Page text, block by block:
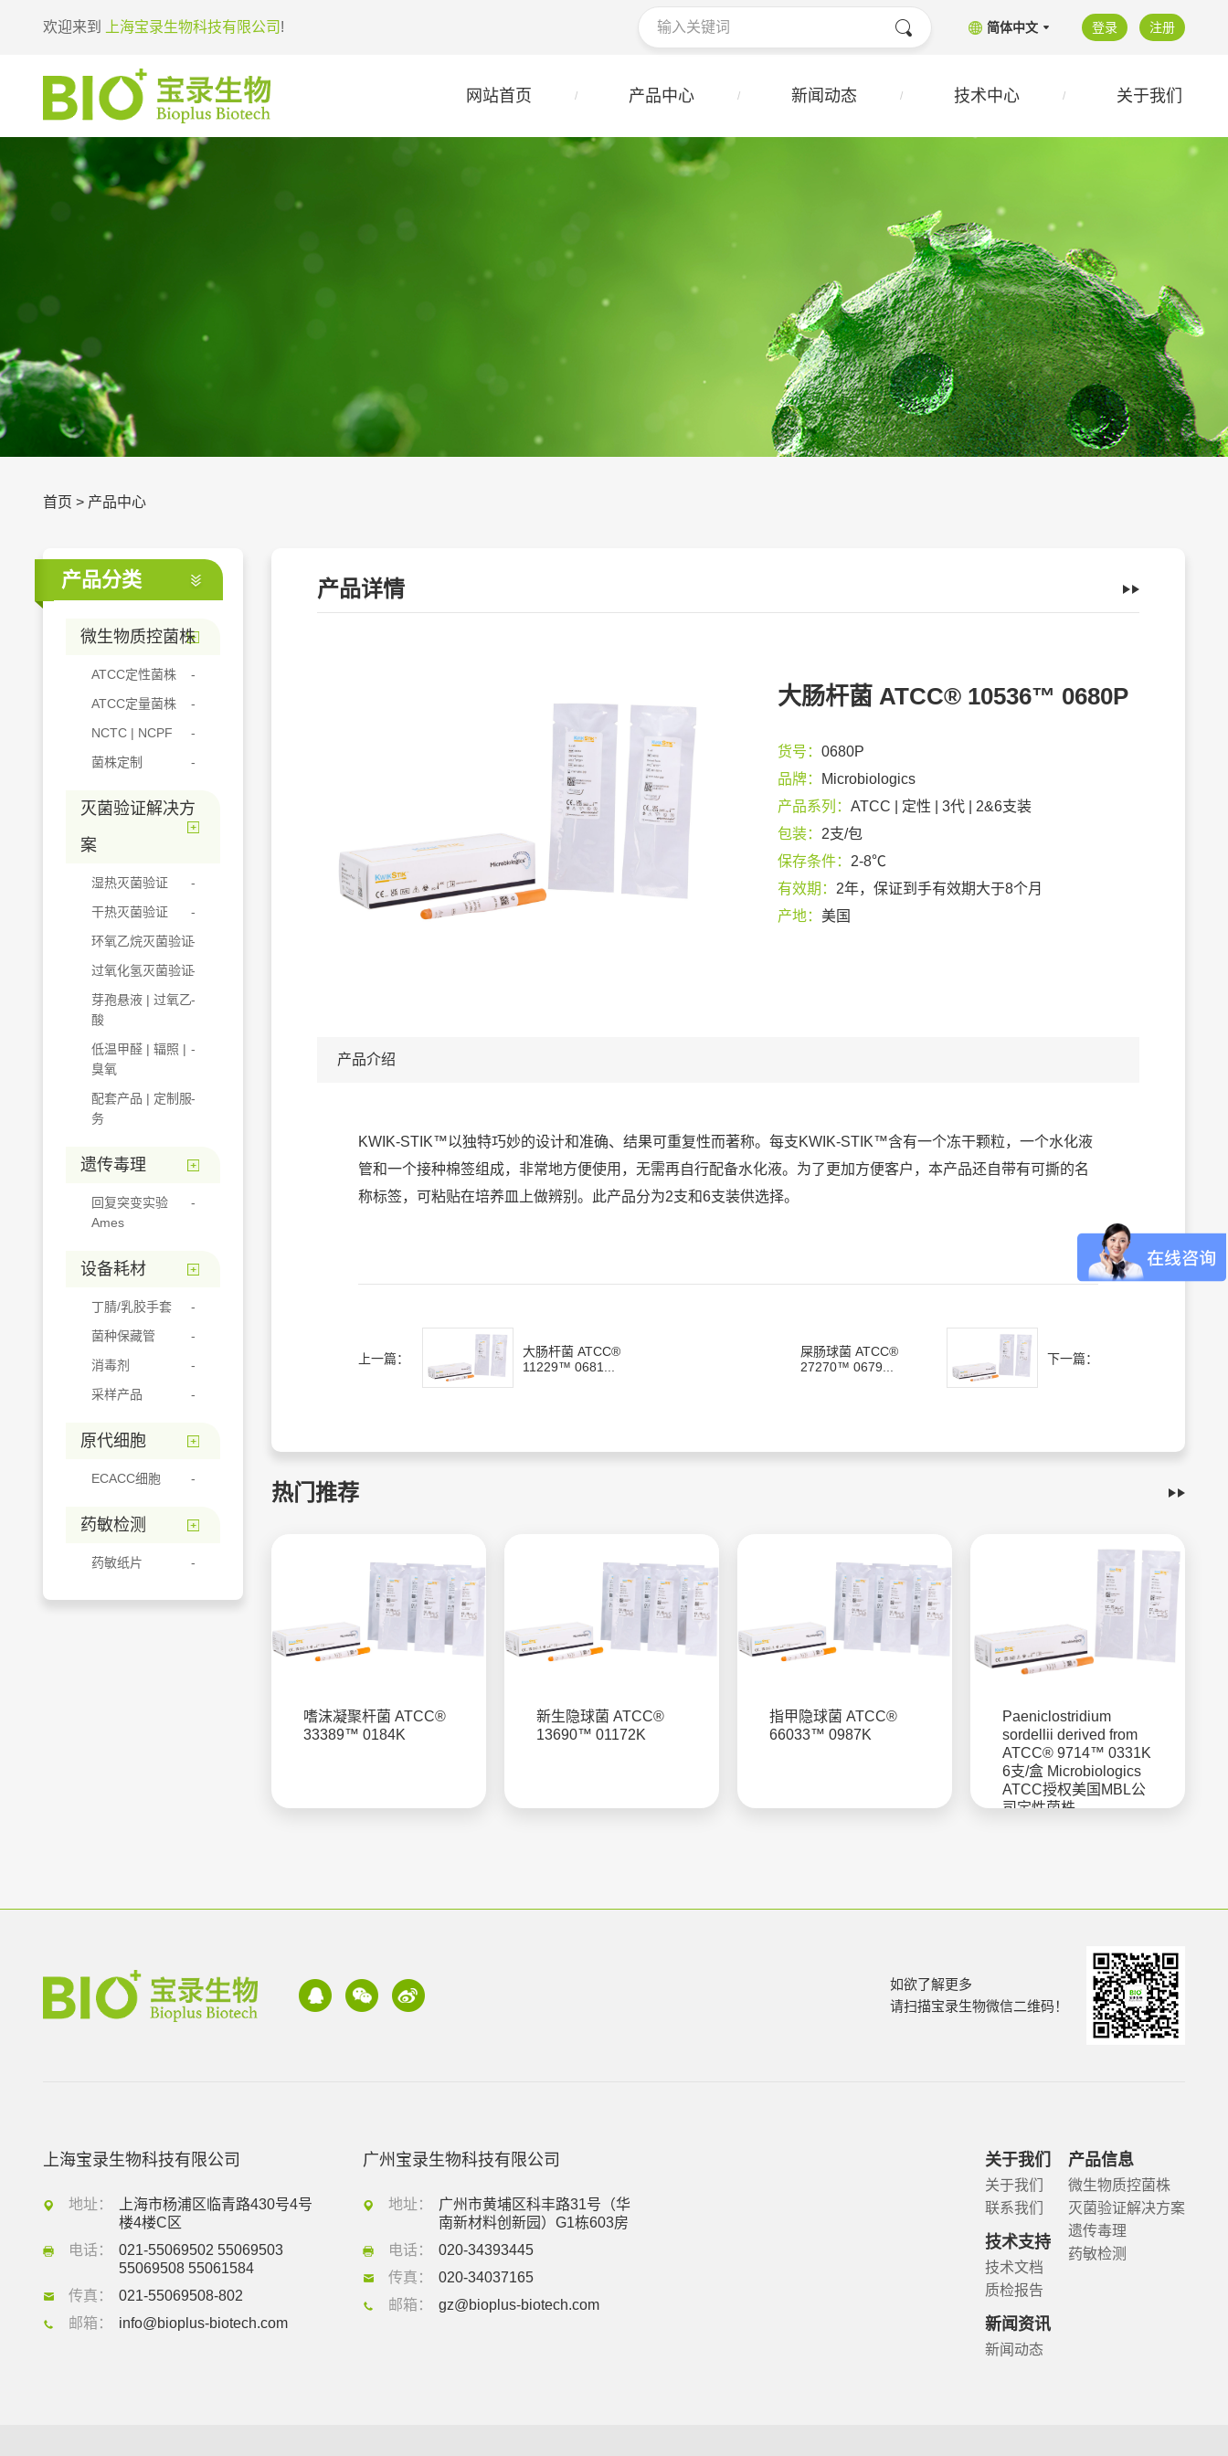
欢迎来到 上海宝录生物科技有限公司 ! 简体中文 登录 注册
网站首页 产品中心 新闻动态 技术中心 关于我们
首页 > 产品中心
产品分类
微生物质控菌株
ATCC定性菌株
ATCC定量菌株
NCTC | NCPF
菌株定制
灭菌验证解决方
案
湿热灭菌验证
干热灭菌验证
环氧乙烷灭菌验证
过氧化氢灭菌验证
芽孢悬液 | 过氧乙
酸
低温甲醛 | 辐照 |
臭氧
配套产品 | 定制服
务
遗传毒理
回复突变实验
Ames
设备耗材
丁腈/乳胶手套
菌种保藏管
消毒剂
采样产品
原代细胞
ECACC细胞
药敏检测
药敏纸片
产品详情
大肠杆菌 ATCC® 10536™ 0680P
货号： 0680P
品牌：
Microbiologics
产品系列： ATCC | 定性 | 3代 | 2&6支装
包装： 2支/包
保存条件： 2-8℃
有效期： 2年，保证到手有效期大于8个月
产地： 美国
产品介绍
KWIK-STIK™以独特巧妙的设计和准确、结果可重复性而著称。每支KWIK-STIK™含有一个冻干颗粒，一个水化液
管和一个接种棉签组成，非常地方便使用，无需再自行配备水化液。为了更加方便客户，本产品还自带有可撕的名
称标签，可粘贴在培养皿上做辨别。此产品分为2支和6支装供选择。
上一篇：
大肠杆菌 ATCC®
11229™ 0681...
屎肠球菌 ATCC®
27270™ 0679...
下一篇：
热门推荐
嗜沫凝聚杆菌 ATCC®
33389™ 0184K
新生隐球菌 ATCC®
13690™ 01172K
指甲隐球菌 ATCC®
66033™ 0987K
Paeniclostridium
sordellii derived from
ATCC® 9714™ 0331K
6支/盒 Microbiologics
ATCC授权美国MBL公
司定性菌株
如欲了解更多
请扫描宝录生物微信二维码！
上海宝录生物科技有限公司
地址：
上海市杨浦区临青路430号4号
楼4楼C区
电话：
021-55069502 55069503
55069508 55061584
传真：
021-55069508-802
邮箱：
info@bioplus-biotech.com
广州宝录生物科技有限公司
地址：
广州市黄埔区科丰路31号（华
南新材料创新园）G1栋603房
电话：
020-34393445
传真：
020-34037165
邮箱：
gz@bioplus-biotech.com
关于我们
关于我们
联系我们
技术支持
技术文档
质检报告
新闻资讯
新闻动态
产品信息
微生物质控菌株
灭菌验证解决方案
遗传毒理
药敏检测